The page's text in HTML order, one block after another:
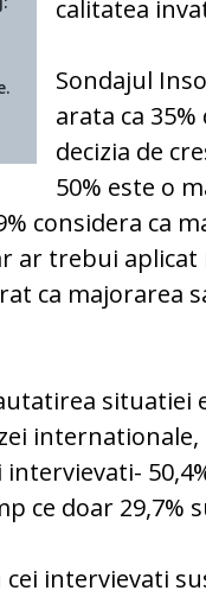
calitatea
Sondajul
arata ca
decizia de
50% este o
considera ca
ar trebui
ca majorarea
situatiei
ce doar 29,7%
intervievati